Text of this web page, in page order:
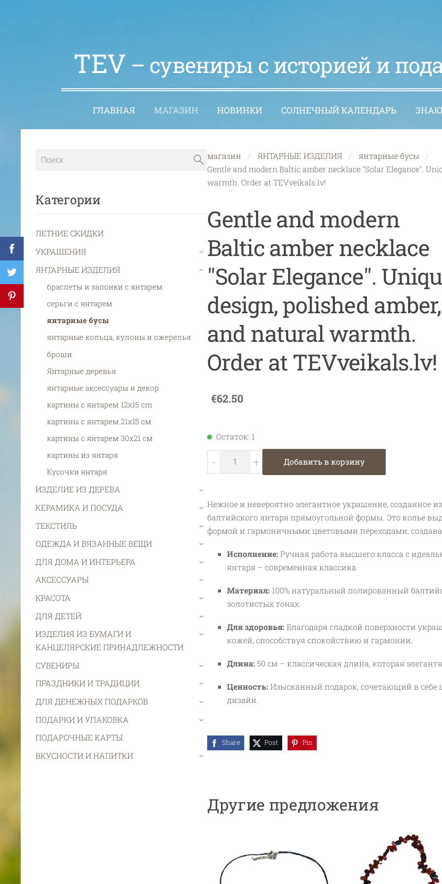
TEV – сувениры с историей и
ГЛАВНАЯ МАГАЗИН НОВИНКИ СОЛНЕЧНЫЙ КАЛЕНДАРЬ
Категории
ЛЕТНИЕ СКИДКИ
УКРАШЕНИЯ
›
ЯНТАРНЫЕ ИЗДЕЛИЯ
браслеты и запонки с янтарем
серьги с янтарем
янтарные бусы
янтарные кольца, кулоны и ожерелья
броши
Янтарные деревья
янтарные аксессуары и декор
картины с янтарем 12x15 cm
картины с янтарем 21х15 см
картины с янтарем 30х21 см
картины из янтаря
Кусочки янтаря
›
ИЗДЕЛИЕ ИЗ ДЕРЕВА ›
КЕРАМИКА И ПОСУДА ›
ТЕКСТИЛЬ ›
ОДЕЖДА И ВЯЗАННЫЕ ВЕЩИ ›
ДЛЯ ДОМА И ИНТЕРЬЕРА ›
АКСЕССУАРЫ ›
КРАСОТА ›
ДЛЯ ДЕТЕЙ ›
ИЗДЕЛИЯ ИЗ БУМАГИ И
КАНЦЕЛЯРСКИЕ ПРИНАДЛЕЖНОСТИ
›
СУВЕНИРЫ ›
ПРАЗДНИКИ И ТРАДИЦИИ ›
ДЛЯ ДЕНЕЖНЫХ ПОДАРКОВ ›
ПОДАРКИ И УПАКОВКА ›
ПОДАРОЧНЫЕ КАРТЫ
ВКУСНОСТИ И НАПИТКИ
›
магазин ЯНТАРНЫЕ ИЗДЕЛИЯ
янтарные бусы
Gentle and modern Baltic amber necklace "Solar Elegance".
warmth. Order at TEVveikals.lv!
Gentle and modern
Baltic amber necklace
"Solar Elegance".
design, polished amber,
and natural warmth.
Order at TEVveikals.lv!
€62.50
Остаток: 1
- + Добавить в корзину
Нежное и невероятно элегантное украшение, созданное
балтийского янтаря прямоугольной формы. Это колье
формой и гармоничными цветовыми переходами,
Исполнение: Ручная работа высшего класса с
янтаря – современная классика.
Материал: 100% натуральный полированный
золотистых тонах.
Для здоровья: Благодаря гладкой поверхности
кожей, способствуя спокойствию и гармонии.
Длина: 50 см – классическая длина, которая
Ценность: Изысканный подарок, сочетающий в
дизайн.
Share Post Pin
Другие предложения